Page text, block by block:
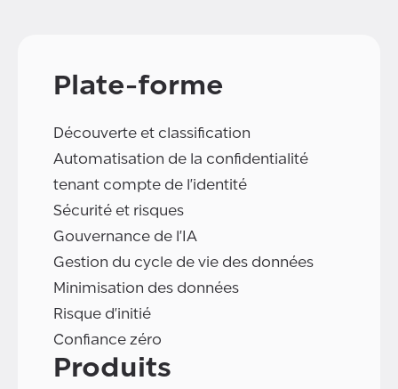
Plate-forme
Découverte et classification
Automatisation de la confidentialité
tenant compte de l'identité
Sécurité et risques
Gouvernance de l'IA
Gestion du cycle de vie des données
Minimisation des données
Risque d'initié
Confiance zéro
Produits